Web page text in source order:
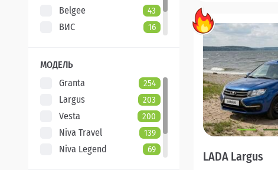
Belgee 43
ВИС 16
XCITE
МОДЕЛЬ
Granta
254
Largus 203
Vesta 200
Niva Travel 139
Niva Legend 69 LADA Largus